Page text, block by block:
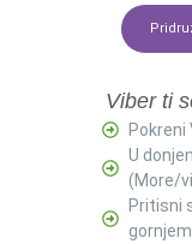
Viber ti
Pokreni
U
(More/
Pritisni